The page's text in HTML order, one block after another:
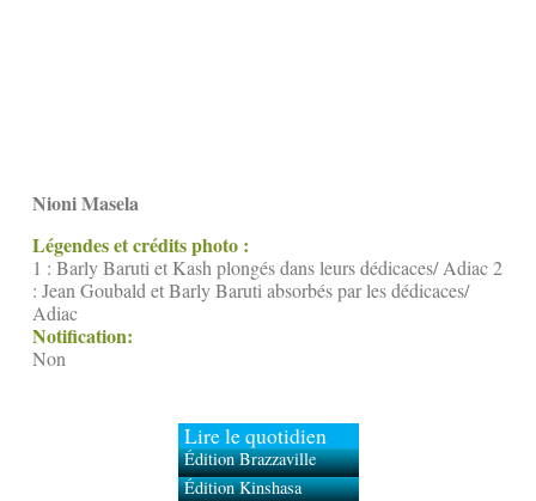
Nioni Masela
Légendes et crédits photo :
1 : Barly Baruti et Kash plongés dans leurs dédicaces/ Adiac 2
: Jean Goubald et Barly Baruti absorbés par les dédicaces/
Adiac
Notification:
Non
Lire le quotidien
Édition Brazzaville
Édition Kinshasa